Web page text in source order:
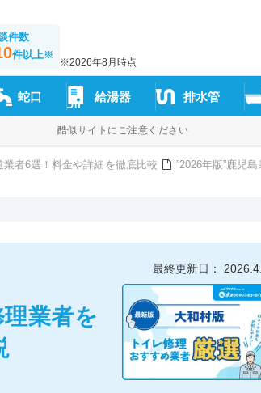
件数
件以上※
※2026年8月時点
蛇口 給湯器 排水管
酷似サイトにご注意ください
者6選！料金や詳細を徹底比較 ”2026年版”鹿児
業者を
最終更新日：